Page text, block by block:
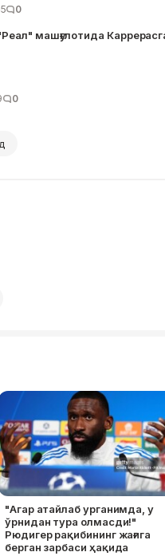
0
машғулотида
0
"Агар атайлаб урганимда, у
ўрнидан тура олмасди!"
Рюдигер рақибининг жағига
берган зарбаси ҳақида